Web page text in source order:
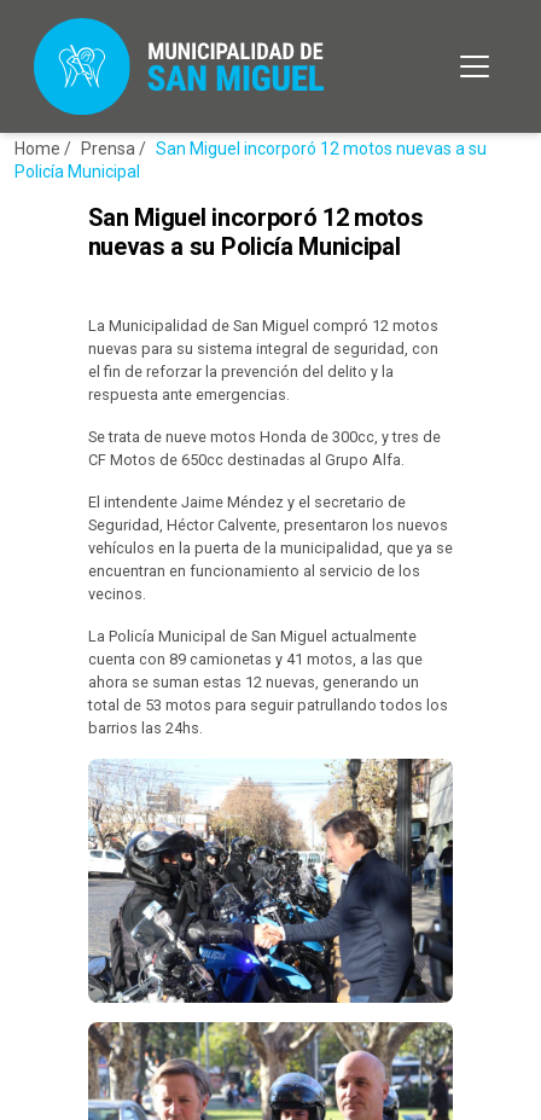
Home / Prensa / San Miguel incorporó 12 motos nuevas a su
Policía Municipal
San Miguel incorporó 12 motos
nuevas a su Policía Municipal
La Municipalidad de San Miguel compró 12 motos
nuevas para su sistema integral de seguridad, con
el fin de reforzar la prevención del delito y la
respuesta ante emergencias.
Se trata de nueve motos Honda de 300cc, y tres de
CF Motos de 650cc destinadas al Grupo Alfa.
El intendente Jaime Méndez y el secretario de
Seguridad, Héctor Calvente, presentaron los nuevos
vehículos en la puerta de la municipalidad, que ya se
encuentran en funcionamiento al servicio de los
vecinos.
La Policía Municipal de San Miguel actualmente
cuenta con 89 camionetas y 41 motos, a las que
ahora se suman estas 12 nuevas, generando un
total de 53 motos para seguir patrullando todos los
barrios las 24hs.